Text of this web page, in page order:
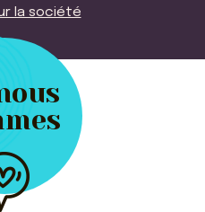
la société